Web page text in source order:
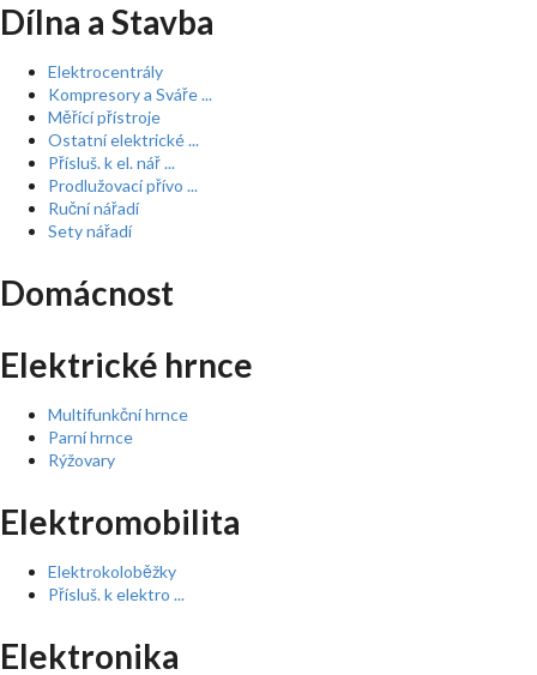
Dílna a Stavba
Elektrocentrály
Kompresory a Sváře ...
Měřící přístroje
Ostatní elektrické ...
Přísluš. k el. nář ...
Prodlužovací přívo ...
Ruční nářadí
Sety nářadí
Domácnost
Elektrické hrnce
Multifunkční hrnce
Parní hrnce
Rýžovary
Elektromobilita
Elektrokoloběžky
Přísluš. k elektro ...
Elektronika